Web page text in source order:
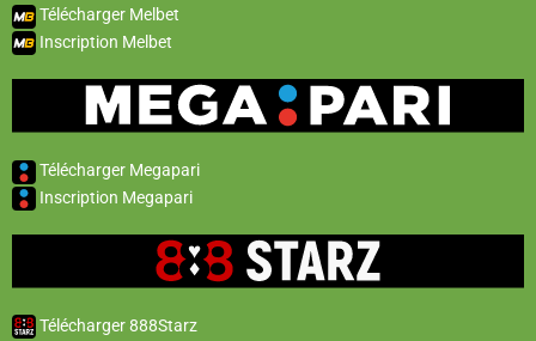
Télécharger Melbet
Inscription Melbet
Télécharger Megapari
Inscription Megapari
Télécharger 888Starz